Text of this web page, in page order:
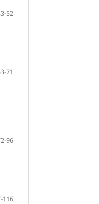
52
71
96
116